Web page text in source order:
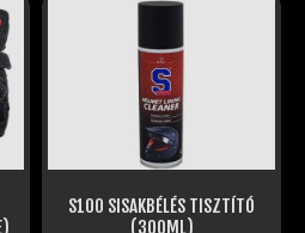
MOTUL M1 BUKÓSISAK ÉS PLEXI
TISZTÍTÓ (250ML)